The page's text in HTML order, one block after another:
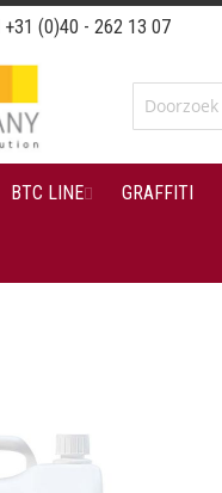
+31 (0)40 - 262 13 07
BTC LINE GRAFFITI